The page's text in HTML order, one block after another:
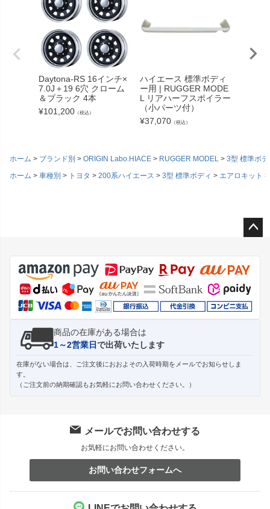
Daytona-RS 16インチ×
7.0J＋19 6穴 クローム
＆ブラック 4本
¥101,200 （税込）
ハイエース 標準ボディ
ー用 | RUGGER MODE
L リアハーフスポイラー
（小パーツ付）
¥37,070 （税込）
ホーム ブランド別 ORIGIN Labo.HIACE RUGGER MODEL
3型 標準ボ
ホーム
車種別 トヨタ 200系ハイエース 3型 標準ボディ エアロキット
ジト
ップ
へ
商品の在庫がある場合は
1～2営業日で出荷いたします
在庫がない場合は、ご注文後におおよその入荷時期をメールでお知らせしま
す。
（ご注文前の納期確認もお気軽にお問い合わせください。）
メールでお問い合わせする
お気軽にお問い合わせください。
お問い合わせフォームへ